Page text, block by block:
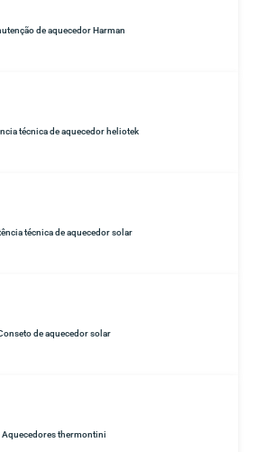
de aquecedor Harman
técnica de aquecedor heliotek
técnica de aquecedor solar
de aquecedor solar
Aquecedores thermontini